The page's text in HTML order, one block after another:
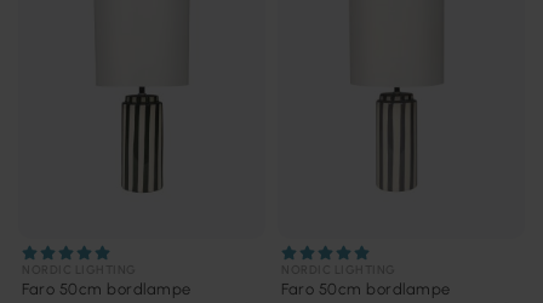
Faro 50cm bordlampe Faro 50cm bordlampe